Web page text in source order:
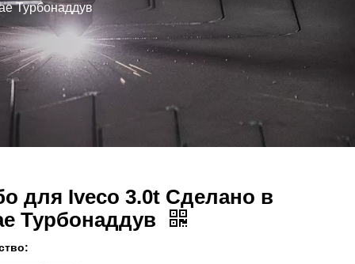
Турбонаддув
для Iveco 3.0t Сделано в
Турбонаддув